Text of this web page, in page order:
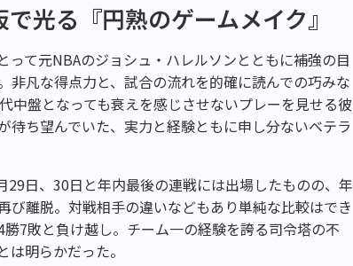
光る『円熟のゲームメイク』
て元NBAのジョシュ・ハレルソンとともに補強の目
非凡な得点力と、試合の流れを的確に読んでの巧みな
中盤となっても衰えを感じさせないプレーを見せる彼
待ち望んでいた、実力と経験ともに申し分ないベテラ
29日、30日と年内最後の連戦には出場したものの、年
び離脱。対戦相手の違いなどもあり単純な比較はでき
7敗と負け越し。チーム一の経験を誇る司令塔の不
明らかだった。